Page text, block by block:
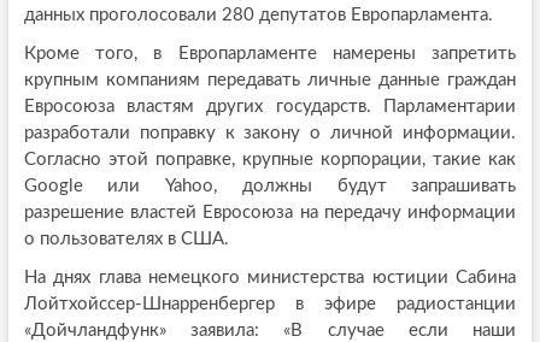
данных проголосовали 280 депутатов Европарламента.
Кроме того, в Европарламенте намерены запретить
крупным компаниям передавать личные данные граждан
Евросоюза властям других государств. Парламентарии
разработали поправку к закону о личной информации.
Согласно этой поправке, крупные корпорации, такие как
Google или Yahoo, должны будут запрашивать
разрешение властей Евросоюза на передачу информации
о пользователях в США.
На днях глава немецкого министерства юстиции Сабина
Лойтхойссер-Шнарренбергер в эфире радиостанции
«Дойчландфунк» заявила: «В случае если наши